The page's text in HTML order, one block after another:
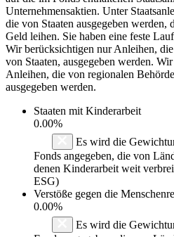
Unternehmensaktien. Unter
die von Staaten ausgegeben
Geld leihen. Sie haben eine feste
Wir berücksichtigen nur Anleihen,
von Staaten, ausgegeben werden.
Anleihen, die von regionalen
ausgegeben werden.
Staaten mit Kinderarbeit
0.00%
Es wird die
Fonds angegeben, die von
denen Kinderarbeit weit
ESG)
Verstöße gegen die
0.00%
Es wird die